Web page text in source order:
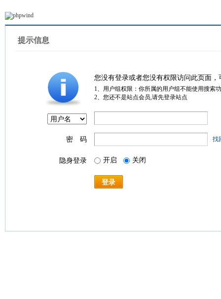
提示信息
您没有登录或者您没有权限访问此页面
1、用户组权限：你所属的用户组不能使用搜索
2、您还不是站点会员,请先登录站点
密 码 找
隐身登录 开启 关闭
登录